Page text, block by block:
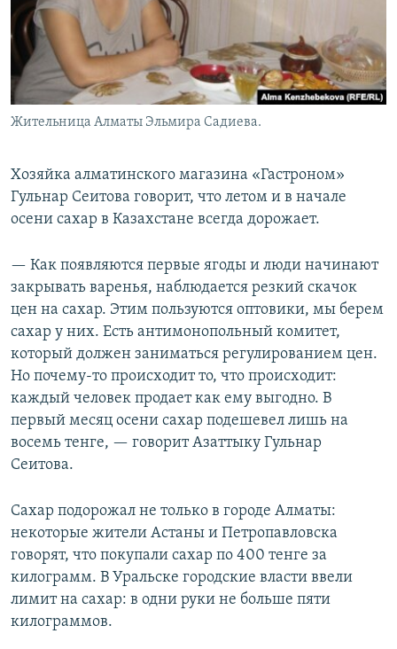
Жительница Алматы Эльмира Садиева.
Хозяйка алматинского магазина «Гастроном»
Гульнар Сеитова говорит, что летом и в начале
осени сахар в Казахстане всегда дорожает.
— Как появляются первые ягоды и люди начинают
закрывать варенья, наблюдается резкий скачок
цен на сахар. Этим пользуются оптовики, мы берем
сахар у них. Есть антимонопольный комитет,
который должен заниматься регулированием цен.
Но почему-то происходит то, что происходит:
каждый человек продает как ему выгодно. В
первый месяц осени сахар подешевел лишь на
восемь тенге, — говорит Азаттыку Гульнар
Сеитова.
Сахар подорожал не только в городе Алматы:
некоторые жители Астаны и Петропавловска
говорят, что покупали сахар по 400 тенге за
килограмм. В Уральске городские власти ввели
лимит на сахар: в одни руки не больше пяти
килограммов.